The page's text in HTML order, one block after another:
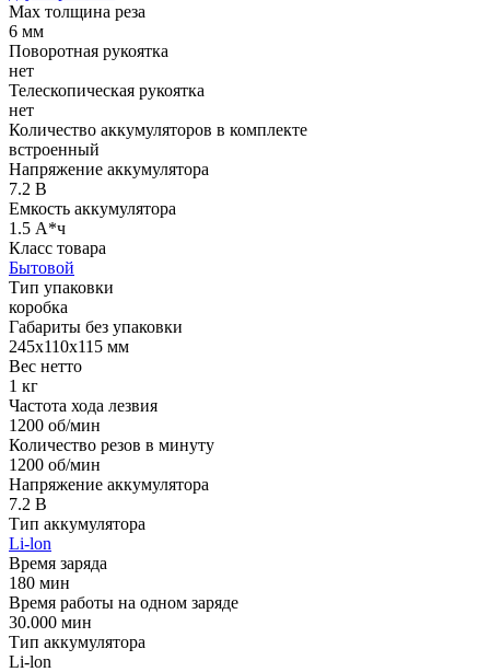
Мах толщина реза
6 мм
Поворотная рукоятка
нет
Телескопическая рукоятка
нет
Количество аккумуляторов в комплекте
встроенный
Напряжение аккумулятора
7.2 В
Емкость аккумулятора
1.5 А*ч
Класс товара
Бытовой
Тип упаковки
коробка
Габариты без упаковки
245x110x115 мм
Вес нетто
1 кг
Частота хода лезвия
1200 об/мин
Количество резов в минуту
1200 об/мин
Напряжение аккумулятора
7.2 В
Тип аккумулятора
Li-lon
Время заряда
180 мин
Время работы на одном заряде
30.000 мин
Тип аккумулятора
Li-lon